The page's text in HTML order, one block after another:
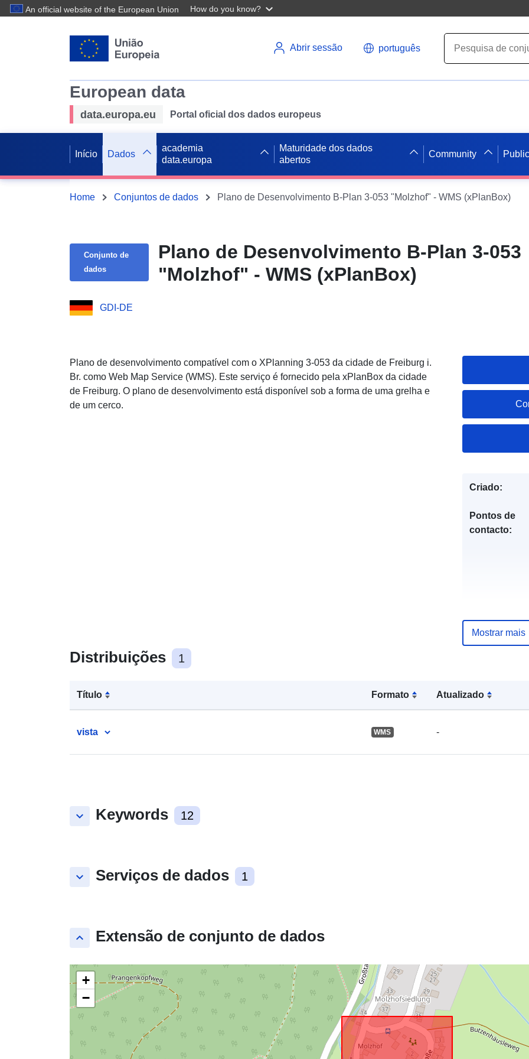
An official website of the European Union How do you know?
Abrir sessão português
European data
data.europa.eu Portal oficial dos dados europeus
Início Dados
academia
data.europa
Maturidade dos dados
abertos
Community
Home Conjuntos de dados Plano de Desenvolvimento B-Plan 3-053 "Molzhof" - WMS (xPlanBox)
Conjunto de
dados
Plano de Desenvolvimento B-Plan 3-053
"Molzhof" - WMS (xPlanBox)
GDI-DE
Plano de desenvolvimento compatível com o XPlanning 3-053 da cidade de Freiburg i.
Br. como Web Map Service (WMS). Este serviço é fornecido pela xPlanBox da cidade
de Freiburg. O plano de desenvolvimento está disponível sob a forma de uma grelha e
de um cerco.
Distribuições 1
Título Formato Atualizado
vista WMS -
keyboard_arrow_down Keywords 12
keyboard_arrow_down Serviços de dados 1
keyboard_arrow_up Extensão de conjunto de dados
+
−
Criado:
Pontos de
contacto:
Registo do
Mostrar mais